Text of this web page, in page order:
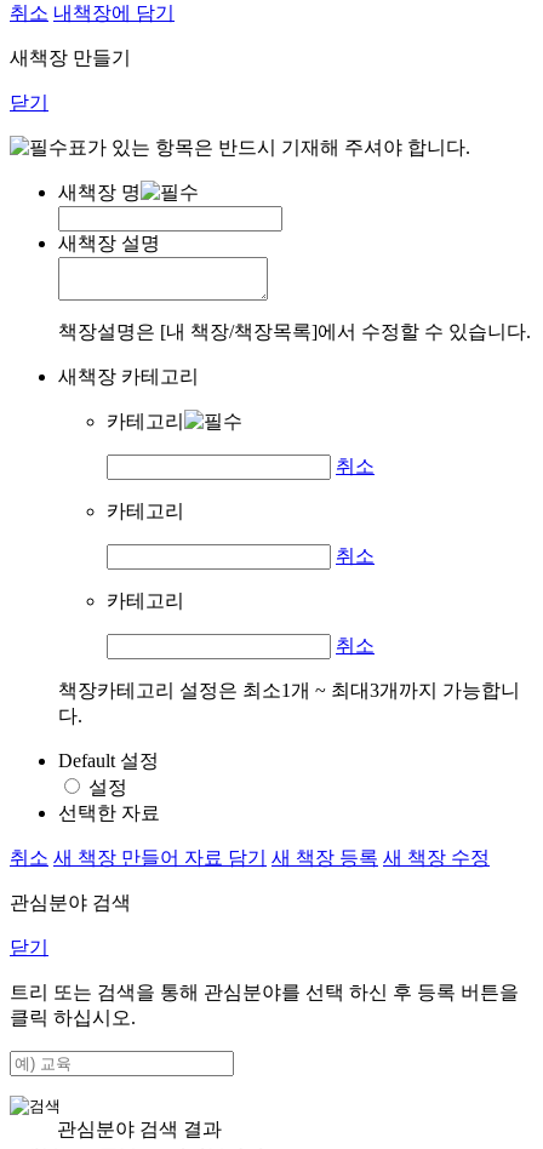
취소 내책장에 담기
새책장 만들기
닫기
표가 있는 항목은 반드시 기재해 주셔야 합니다.
새책장 명
새책장 설명
책장설명은 [내 책장/책장목록]에서 수정할 수 있습니다.
새책장 카테고리
카테고리
취소
카테고리
취소
카테고리
취소
책장카테고리 설정은 최소1개 ~ 최대3개까지 가능합니
다.
Default 설정
설정
선택한 자료
취소 새 책장 만들어 자료 담기 새 책장 등록 새 책장 수정
관심분야 검색
닫기
트리 또는 검색을 통해 관심분야를 선택 하신 후 등록 버튼을
클릭 하십시오.
관심분야 검색 결과